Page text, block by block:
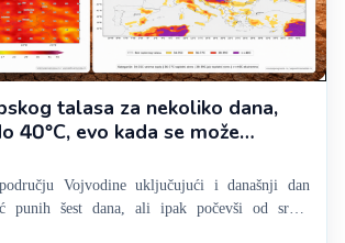
talasa za nekoliko dana,
40°C, evo kada se može
osveženje
Vojvodine uključujući i današnji dan
punih šest dana, ali ipak počevši od srede